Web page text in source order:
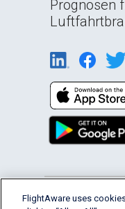
Prognosen
English (USA)
FlightAware uses